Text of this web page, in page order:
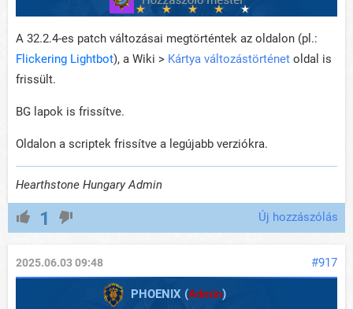
A 32.2.4-es patch változásai megtörténtek az oldalon (pl.:
Flickering Lightbot), a Wiki > Kártya változástörténet oldal is
frissült.
BG lapok is frissítve.
Oldalon a scriptek frissítve a legújabb verziókra.
Hearthstone Hungary Admin
1 Új hozzászólás
#917
2025.06.03 09:48
PHOENIX (Admin)